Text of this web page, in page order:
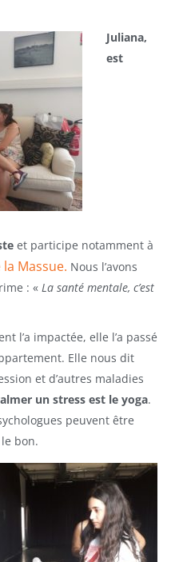
Juliana,
est
et participe notamment à
Massue. Nous l’avons
: « La santé mentale, c’est
l’a impactée, elle l’a passé
Elle nous dit
et d’autres maladies
un stress est le yoga.
peuvent être
bon.